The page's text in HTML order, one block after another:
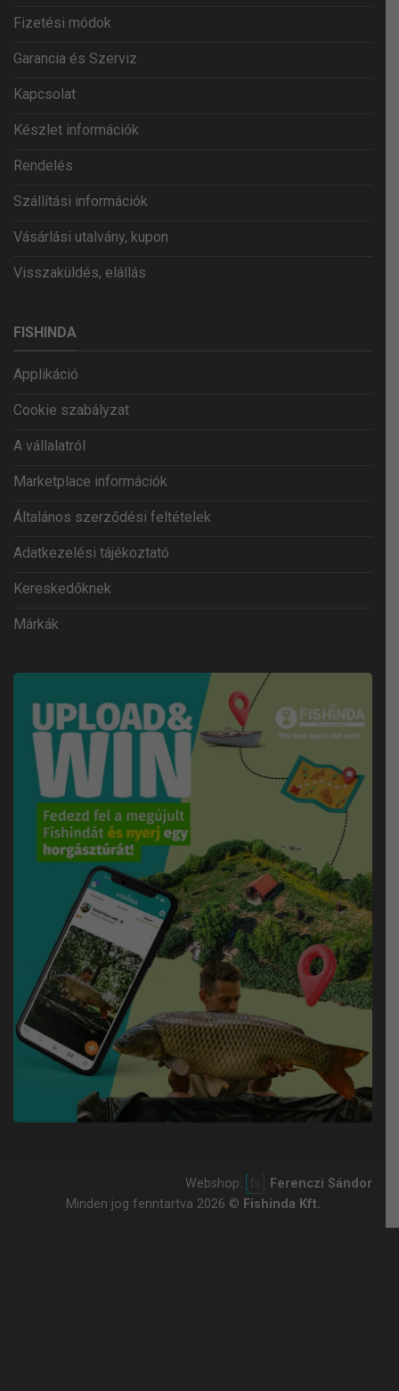
Fizetési módok
Garancia és Szerviz
Kapcsolat
Készlet információk
Rendelés
Szállítási információk
Vásárlási utalvány, kupon
Visszaküldés, elállás
FISHINDA
Applikáció
Cookie szabályzat
A vállalatról
Marketplace információk
Általános szerződési feltételek
Adatkezelési tájékoztató
Kereskedőknek
Márkák
Webshop:
Ferenczi Sándor
Minden jog fenntartva 2026 © Fishinda Kft.